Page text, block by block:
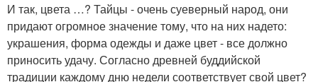
И так, цвета …? Тайцы - очень суеверный народ, они
придают огромное значение тому, что на них надето:
украшения, форма одежды и даже цвет - все должно
приносить удачу. Согласно древней буддийской
традиции каждому дню недели соответствует свой цвет?